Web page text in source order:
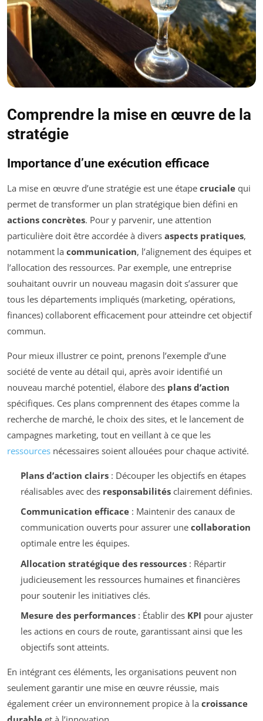
Comprendre la mise en œuvre de la
stratégie
Importance d’une exécution efficace
La mise en œuvre d’une stratégie est une étape cruciale qui
permet de transformer un plan stratégique bien défini en
actions concrètes. Pour y parvenir, une attention
particulière doit être accordée à divers aspects pratiques,
notamment la communication, l’alignement des équipes et
l’allocation des ressources. Par exemple, une entreprise
souhaitant ouvrir un nouveau magasin doit s’assurer que
tous les départements impliqués (marketing, opérations,
finances) collaborent efficacement pour atteindre cet objectif
commun.
Pour mieux illustrer ce point, prenons l’exemple d’une
société de vente au détail qui, après avoir identifié un
nouveau marché potentiel, élabore des plans d’action
spécifiques. Ces plans comprennent des étapes comme la
recherche de marché, le choix des sites, et le lancement de
campagnes marketing, tout en veillant à ce que les
ressources nécessaires soient allouées pour chaque activité.
Plans d’action clairs: Découper les objectifs en étapes
réalisables avec des responsabilitésclairement définies.
Communication efficace: Maintenir des canaux de
communication ouverts pour assurer une collaboration
optimale entre les équipes.
Allocation stratégique des ressources: Répartir
judicieusement les ressources humaines et financières
pour soutenir les initiatives clés.
Mesure des performances: Établir des KPI pour ajuster
les actions en cours de route, garantissant ainsi que les
objectifs sont atteints.
En intégrant ces éléments, les organisations peuvent non
seulement garantir une mise en œuvre réussie, mais
également créer un environnement propice à la croissance